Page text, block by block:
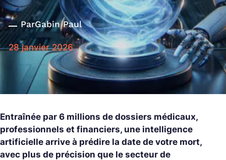
ParGabin Paul
28 janvier 2026
Entraînée par 6 millions de dossiers médicaux,
professionnels et financiers, une intelligence
artificielle arrive à prédire la date de votre mort,
avec plus de précision que le secteur de